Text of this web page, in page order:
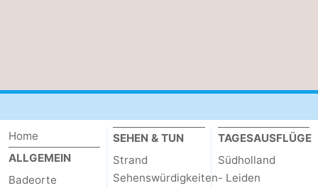
Home
ALLGEMEIN
Badeorte
SEHEN & TUN
Strand
Sehenswürdigkeiten
TAGESAUSFLÜGE
Südholland
- Leiden